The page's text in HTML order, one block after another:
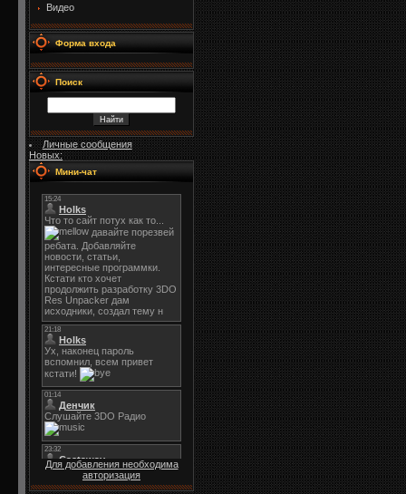
Видео
Форма входа
Поиск
Личные сообщения
Новых:
Мини-чат
Для добавления необходима
авторизация